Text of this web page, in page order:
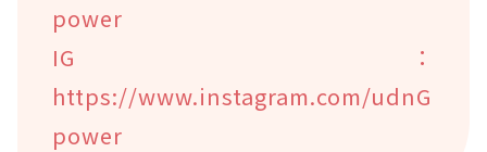
power
IG：
https://www.instagram.com/udnG
power